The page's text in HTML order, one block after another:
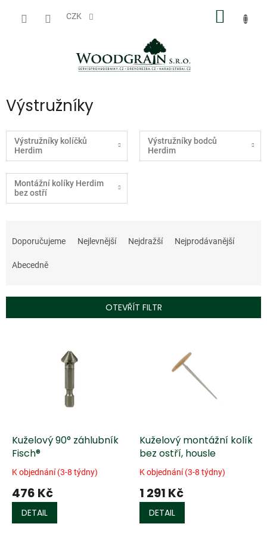
CZK
Výstružníky
Výstružníky kolíčků
Herdim
Výstružníky bodců
Herdim
Montážní kolíky Herdim
bez ostří
a
e
í
r
Doporučujeme Nejlevnější Nejdražší Nejprodávanější
Abecedně
OTEVŘÍT FILTR
dKuželový 90° záhlubník
Fisch®
K objednání (3-8 týdny)
476 Kč
DETAIL
Kuželový montážní kolík
bez ostří, housle
K objednání (3-8 týdny)
1 291 Kč
DETAIL